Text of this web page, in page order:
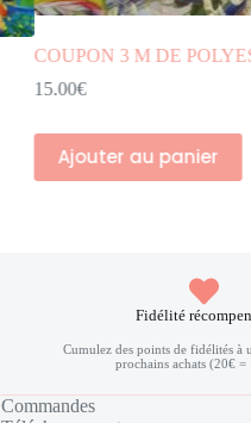
DENTELLE PERLÉE 5
79.90€
Ajouter au panier
Fidélité
Cumulez des points de fidélités à
prochains achats (20€ =
Commandes